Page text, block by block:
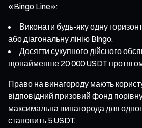
«Bingo Line»:
Виконати будь-яку одну
або діагональну лінію Bingo;
Досягти сукупного дійсного
щонайменше 20 000 USDT протягом
Право на винагороду мають
відповідний призовий фонд
максимальна винагорода для
становить 5 USDT.